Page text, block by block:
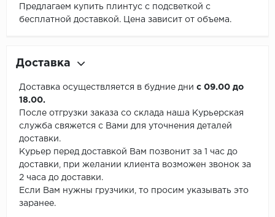
Предлагаем купить плинтус с подсветкой с
бесплатной доставкой. Цена зависит от объема.
Доставка
Доставка осуществляется в будние дни с 09.00 до
18.00.
После отгрузки заказа со склада наша Курьерская
служба свяжется с Вами для уточнения деталей
доставки.
Курьер перед доставкой Вам позвонит за 1 час до
доставки, при желании клиента возможен звонок за
2 часа до доставки.
Если Вам нужны грузчики, то просим указывать это
заранее.